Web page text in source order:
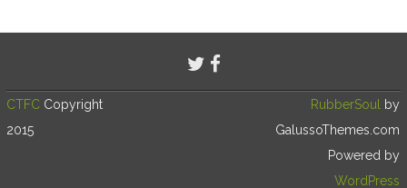
CTFC Copyright
2015
RubberSoul
by
GalussoThemes.com
Powered by
WordPress